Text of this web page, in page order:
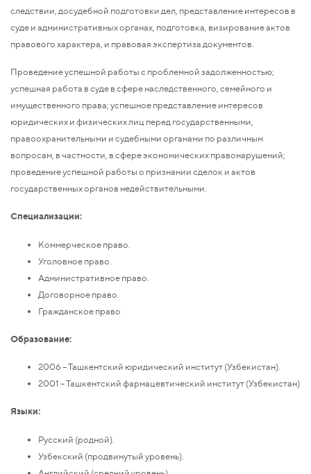
следствии, досудебной подготовки дел, представление интересов в
суде и административных органах, подготовка, визирование актов
правового характера, и правовая экспертиза документов.
Проведение успешной работы с проблемной задолженностью;
успешная работа в суде в сфере наследственного, семейного и
имущественного права; успешное представление интересов
юридических и физических лиц перед государственными,
правоохранительными и судебными органами по различным
вопросам, в частности, в сфере экономических правонарушений;
проведение успешной работы о признании сделок и актов
государственных органов недействительными.
Специализации:
Коммерческое право.
Уголовное право.
Административное право.
Договорное право.
Гражданское право
Образование:
2006 – Ташкентский юридический институт (Узбекистан).
2001 – Ташкентский фармацевтический институт (Узбекистан)
Языки:
Русский (родной).
Узбекский (продвинутый уровень).